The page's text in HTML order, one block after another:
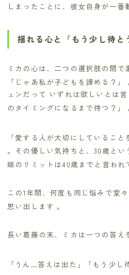
しまったことに、彼女自身が一番
揺れる心と「もう少し待と
ミカの心は、二つの選択肢の間で
「じゃあ私が子どもを諦める？」
ュンだって いずれは欲しいとは
のタイミングになるまで待つ？」
「愛する人が大切にしていること
。その優しい気持ちと、30歳とい
娠のリミットは40歳までと言わ
この1年間、何度も同じ悩みで堂
思い出します 。
長い葛藤の末、ミカは一つの答え
「うん…答えは出た」「もう少し